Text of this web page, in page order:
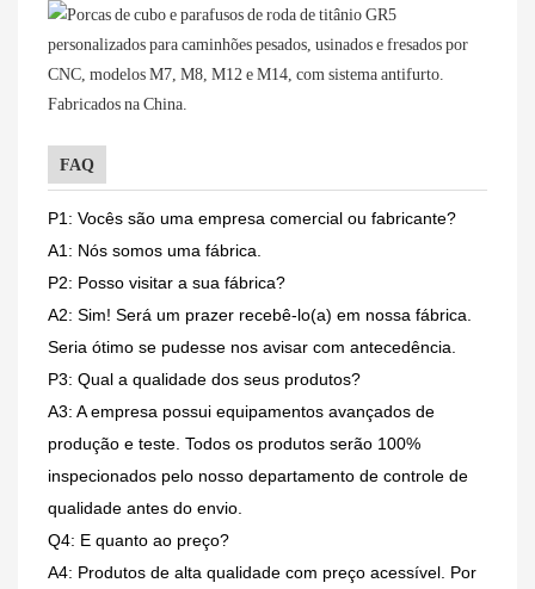
FAQ
P1: Vocês são uma empresa comercial ou fabricante?
A1: Nós somos uma fábrica.
P2: Posso visitar a sua fábrica?
A2: Sim! Será um prazer recebê-lo(a) em nossa fábrica.
Seria ótimo se pudesse nos avisar com antecedência.
P3: Qual a qualidade dos seus produtos?
A3: A empresa possui equipamentos avançados de
produção e teste. Todos os produtos serão 100%
inspecionados pelo nosso departamento de controle de
qualidade antes do envio.
Q4: E quanto ao preço?
A4: Produtos de alta qualidade com preço acessível. Por